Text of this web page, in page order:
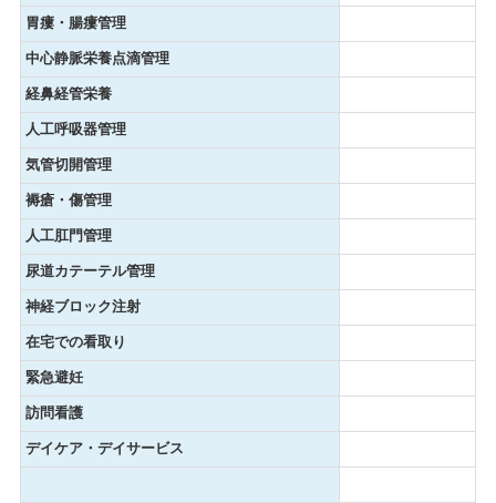
胃瘻・腸瘻管理
中心静脈栄養点滴管理
経鼻経管栄養
人工呼吸器管理
気管切開管理
褥瘡・傷管理
人工肛門管理
尿道カテーテル管理
神経ブロック注射
在宅での看取り
緊急避妊
訪問看護
デイケア・デイサービス